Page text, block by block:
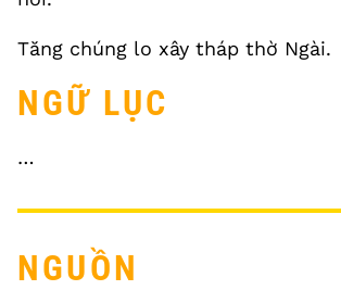
Tăng chúng lo xây tháp thờ Ngài.
NGỮ LỤC
…
NGUỒN